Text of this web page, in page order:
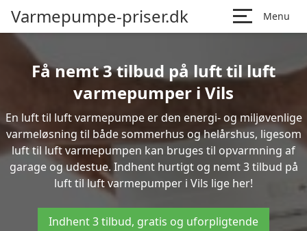
Varmepumpe-priser.dk Menu
Få nemt 3 tilbud på luft til luft
varmepumper i Vils
En luft til luft varmepumpe er den energi- og miljøvenlige
varmeløsning til både sommerhus og helårshus, ligesom
luft til luft varmepumpen kan bruges til opvarmning af
garage og udestue. Indhent hurtigt og nemt 3 tilbud på
luft til luft varmepumper i Vils lige her!
Indhent 3 tilbud, gratis og uforpligtende